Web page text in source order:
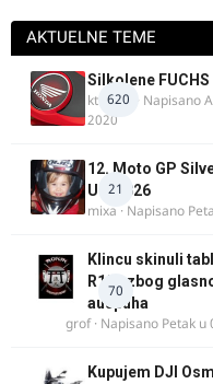
AKTUELNE TEME
620
Silkolene FUCHS
ktm600 · Napisano
2020
21
12. Moto GP
UK, 2026
mixa · Napisano
70
Klincu skinuli
R125 zbog
auspuha
grof· Napisano Petak u
Kupujem DJI